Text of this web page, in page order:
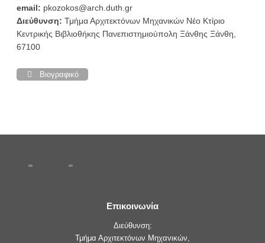
email: pkozokos@arch.duth.gr
Διεύθυνση: Τμήμα Αρχιτεκτόνων Μηχανικών Νέο Κτίριο
Κεντρικής Βιβλιοθήκης Πανεπιστημιούπολη Ξάνθης Ξάνθη,
67100
Βιογραφικό
Επικοινωνία
Διεύθυνση:
Τμήμα Αρχιτεκτόνων Μηχανικών,